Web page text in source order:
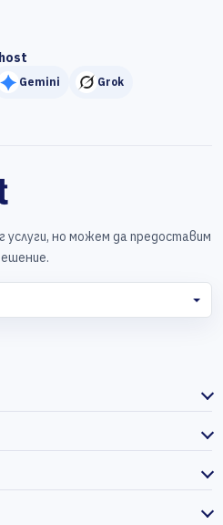
Gemini Grok
услуги, но можем да предоставим